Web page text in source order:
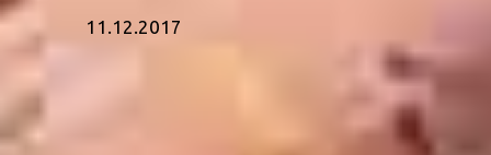
11.12.2017